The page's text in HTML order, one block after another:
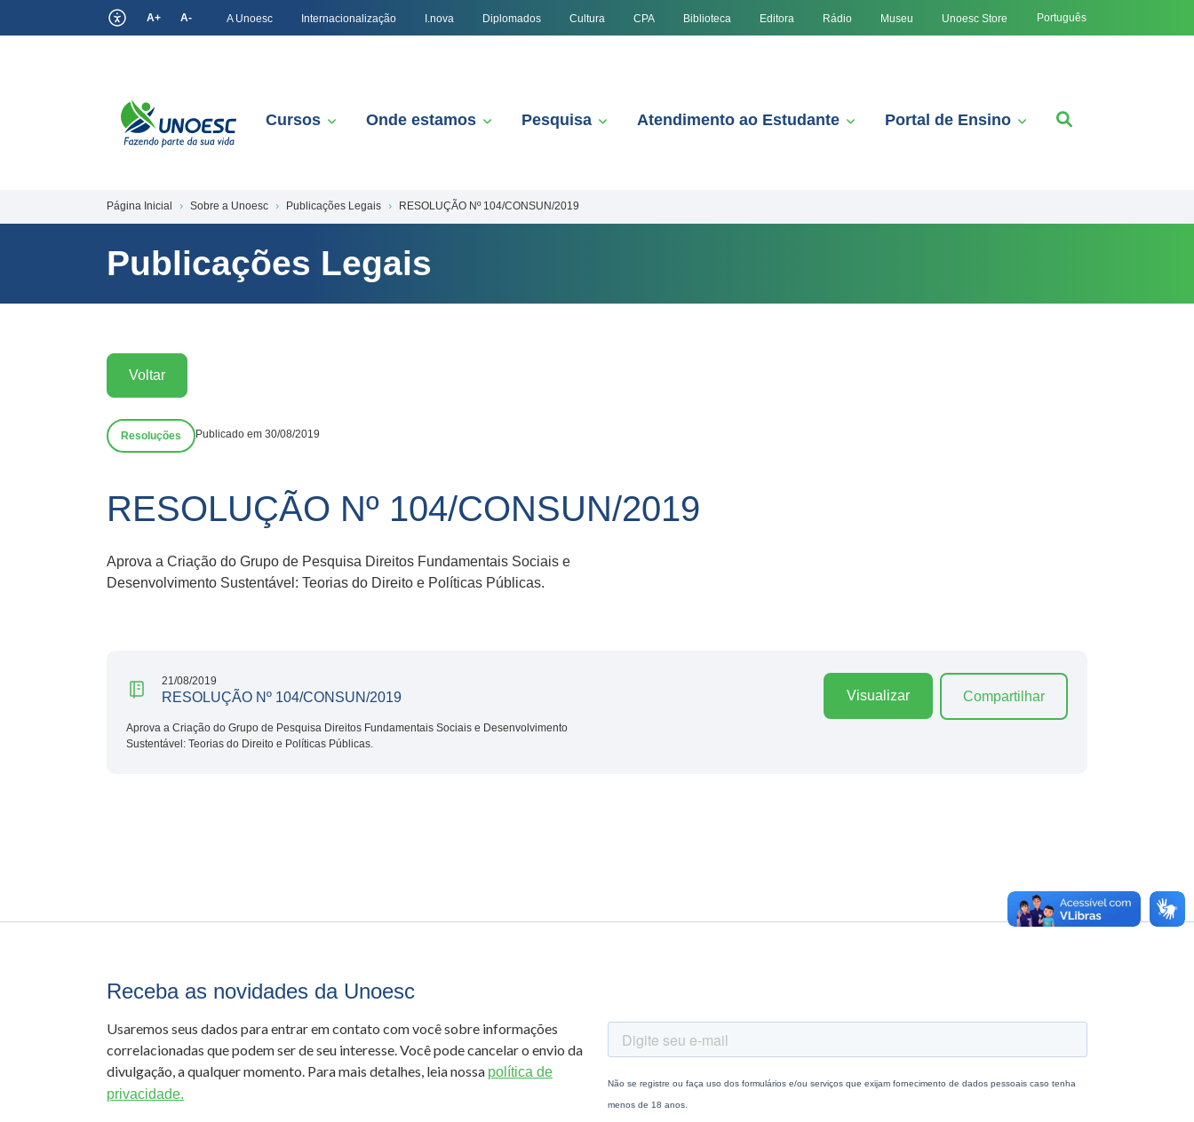
A+ A- A Unoesc Internacionalização I.nova Diplomados Cultura CPA Biblioteca Editora Rádio Museu Unoesc Store Português
Cursos Onde estamos Pesquisa Atendimento ao Estudante Portal de Ensino
Página Inicial Sobre a Unoesc Publicações Legais RESOLUÇÃO Nº 104/CONSUN/2019
Publicações Legais
Voltar
Resoluções Publicado em 30/08/2019
RESOLUÇÃO Nº 104/CONSUN/2019
Aprova a Criação do Grupo de Pesquisa Direitos Fundamentais Sociais e
Desenvolvimento Sustentável: Teorias do Direito e Políticas Públicas.
21/08/2019
RESOLUÇÃO Nº 104/CONSUN/2019
Aprova a Criação do Grupo de Pesquisa Direitos Fundamentais Sociais e Desenvolvimento
Sustentável: Teorias do Direito e Políticas Públicas.
Visualizar Compartilhar
Receba as novidades da Unoesc
Usaremos seus dados para entrar em contato com você sobre informações
correlacionadas que podem ser de seu interesse. Você pode cancelar o envio da
divulgação, a qualquer momento. Para mais detalhes, leia nossa política de
privacidade.